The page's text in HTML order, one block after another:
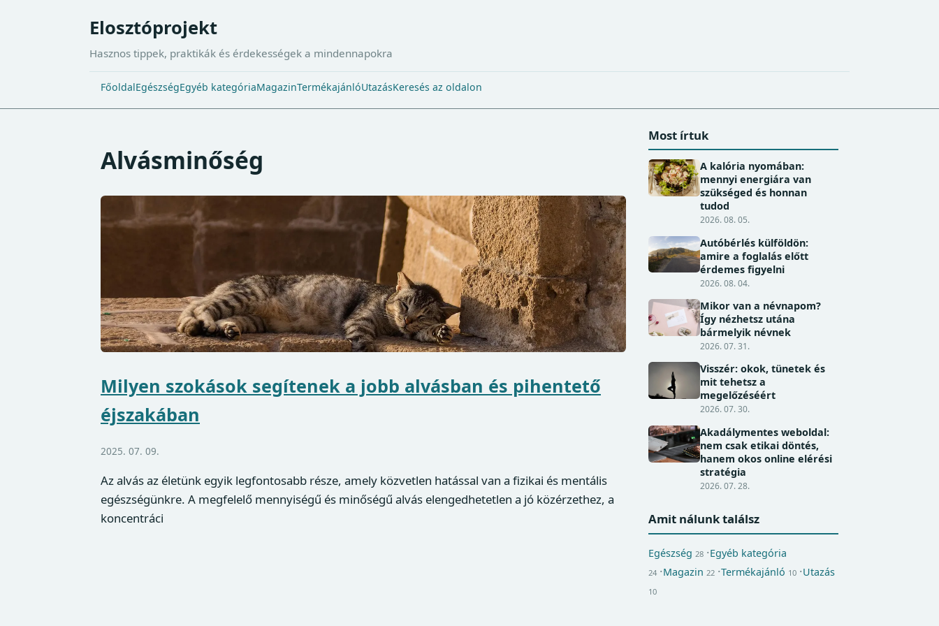
Elosztóprojekt
Hasznos tippek, praktikák és érdekességek a mindennapokra
FőoldalEgészségEgyéb kategóriaMagazinTermékajánlóUtazásKeresés az oldalon
Alvásminőség
Milyen szokások segítenek a jobb alvásban és pihentető
éjszakában
2025. 07. 09.
Az alvás az életünk egyik legfontosabb része, amely közvetlen hatással van a fizikai és mentális
egészségünkre. A megfelelő mennyiségű és minőségű alvás elengedhetetlen a jó közérzethez, a
koncentráci
Most írtuk
A kalória nyomában:
mennyi energiára van
szükséged és honnan
tudod
2026. 08. 05.
Autóbérlés külföldön:
amire a foglalás előtt
érdemes figyelni
2026. 08. 04.
Mikor van a névnapom?
Így nézhetsz utána
bármelyik névnek
2026. 07. 31.
Visszér: okok, tünetek és
mit tehetsz a
megelőzéséért
2026. 07. 30.
Akadálymentes weboldal:
nem csak etikai döntés,
hanem okos online elérési
stratégia
2026. 07. 28.
Amit nálunk találsz
Egészség 28 Egyéb kategória
24 Magazin 22 Termékajánló 10 Utazás
10